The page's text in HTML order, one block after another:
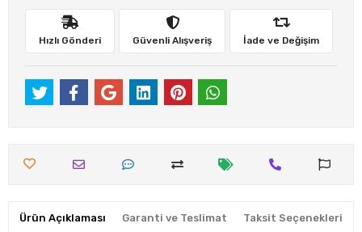
Hızlı Gönderi Güvenli Alışveriş İade ve Değişim
Ürün Açıklaması Garanti ve Teslimat Taksit Seçenekleri